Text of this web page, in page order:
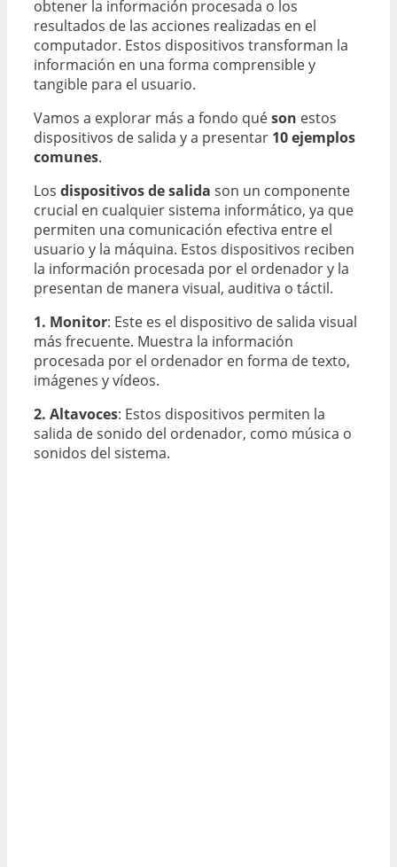
obtener la información procesada o los
resultados de las acciones realizadas en el
computador. Estos dispositivos transforman la
información en una forma comprensible y
tangible para el usuario.
Vamos a explorar más a fondo quéson estos
dispositivos de salida y a presentar 10 ejemplos
comunes.
Los dispositivos de salida son un componente
crucial en cualquier sistema informático, ya que
permiten una comunicación efectiva entre el
usuario y la máquina. Estos dispositivos reciben
la información procesada por el ordenador y la
presentan de manera visual, auditiva o táctil.
1. Monitor: Este es el dispositivo de salida visual
más frecuente. Muestra la información
procesada por el ordenador en forma de texto,
imágenes y vídeos.
2. Altavoces: Estos dispositivos permiten la
salida de sonido del ordenador, como música o
sonidos del sistema.